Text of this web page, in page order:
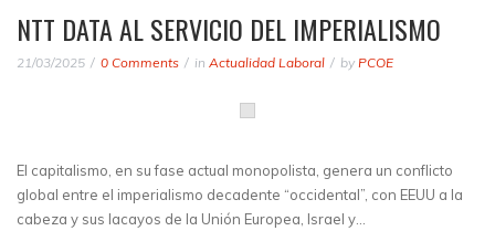
NTT DATA AL SERVICIO DEL IMPERIALISMO
21/03/2025 0 Comments in Actualidad Laboral by PCOE
El capitalismo, en su fase actual monopolista, genera un conflicto
global entre el imperialismo decadente “occidental”, con EEUU a la
cabeza y sus lacayos de la Unión Europea, Israel y…